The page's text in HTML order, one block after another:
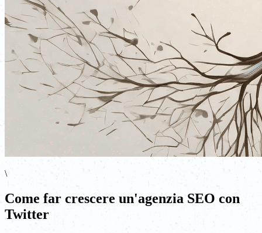
\
Come far crescere un'agenzia SEO con
Twitter